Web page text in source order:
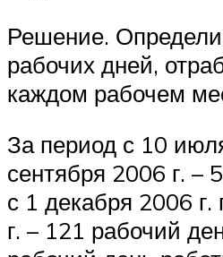
Решение.
рабочих дней,
каждом рабочем
За период с 10
сентября 2006 г. –
с 1 декабря 2006
г. – 121 рабочий